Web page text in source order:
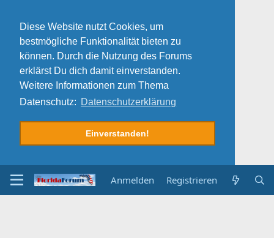
Diese Website nutzt Cookies, um
bestmögliche Funktionalität bieten zu
können. Durch die Nutzung des Forums
erklärst Du dich damit einverstanden.
Weitere Informationen zum Thema
Datenschutz: Datenschutzerklärung
Einverstanden!
Anmelden Registrieren